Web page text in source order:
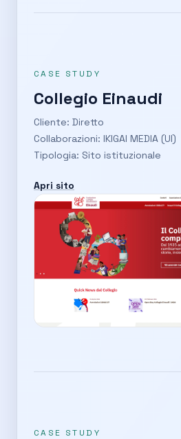
CASE STUDY
Collegio Einaudi
Cliente: Diretto
Collaborazioni: IKIGAI MEDIA (UI)
Tipologia: Sito istituzionale
Apri sito
CASE STUDY